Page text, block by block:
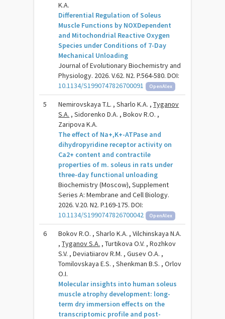
K.A.
Differential Regulation of Soleus
Muscle Functions by NOXDependent
and Mitochondrial Reactive Oxygen
Species under Conditions of 7-Day
Mechanical Unloading
Journal of Evolutionary Biochemistry and
Physiology. 2026. V.62. N2. P.564-580. DOI:
10.1134/S1990747826700091
OpenAlex
5 Nemirovskaya T.L. , Sharlo K.A. ,Tyganov
S.A. , Sidorenko D.A. , Bokov R.O. ,
Zaripova K.A.
The effect of Na+,K+-ATPase and
dihydropyridine receptor activity on
Ca2+ content and contractile
properties of m. soleus in rats under
three-day functional unloading
Biochemistry (Moscow), Supplement
Series A: Membrane and Cell Biology.
2026. V.20. N2. P.169-175. DOI:
10.1134/S1990747826700042
OpenAlex
6
Bokov R.O. , Sharlo K.A. , Vilchinskaya N.A.
,Tyganov S.A. , Turtikova O.V. , Rozhkov
S.V. , Deviatiiarov R.M. , Gusev O.A. ,
Tomilovskaya E.S. , Shenkman B.S. , Orlov
O.I.
Molecular insights into human soleus
muscle atrophy development: long-
term dry immersion effects on the
transcriptomic profile and post-